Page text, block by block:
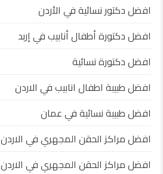
افضل دكتور نسائية في الأردن
افضل دكتورة أطفال أنابيب في إربد
افضل دكتورة نسائية
افضل طبيبة اطفال انابيب في الاردن
افضل طبيبة نسائية في عمان
افضل مراكز الحقن المجهري في الاردن
افضل مراكز الحقن المجهري في الاردن